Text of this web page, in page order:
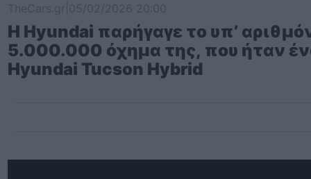
Η Hyundai παρήγαγε το υπ’
5.000.000 όχημα της, που ήταν
Hyundai Tucson Hybrid